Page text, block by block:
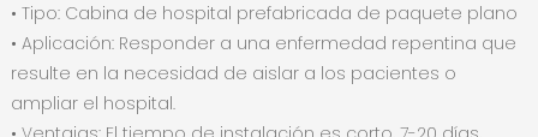
• Tipo: Cabina de hospital prefabricada de paquete plano
• Aplicación: Responder a una enfermedad repentina que
resulte en la necesidad de aislar a los pacientes o
ampliar el hospital.